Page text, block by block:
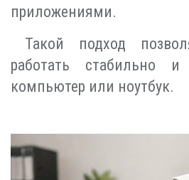
приложениями.
Такой подход
работать стабильно и
компьютер или ноутбук.